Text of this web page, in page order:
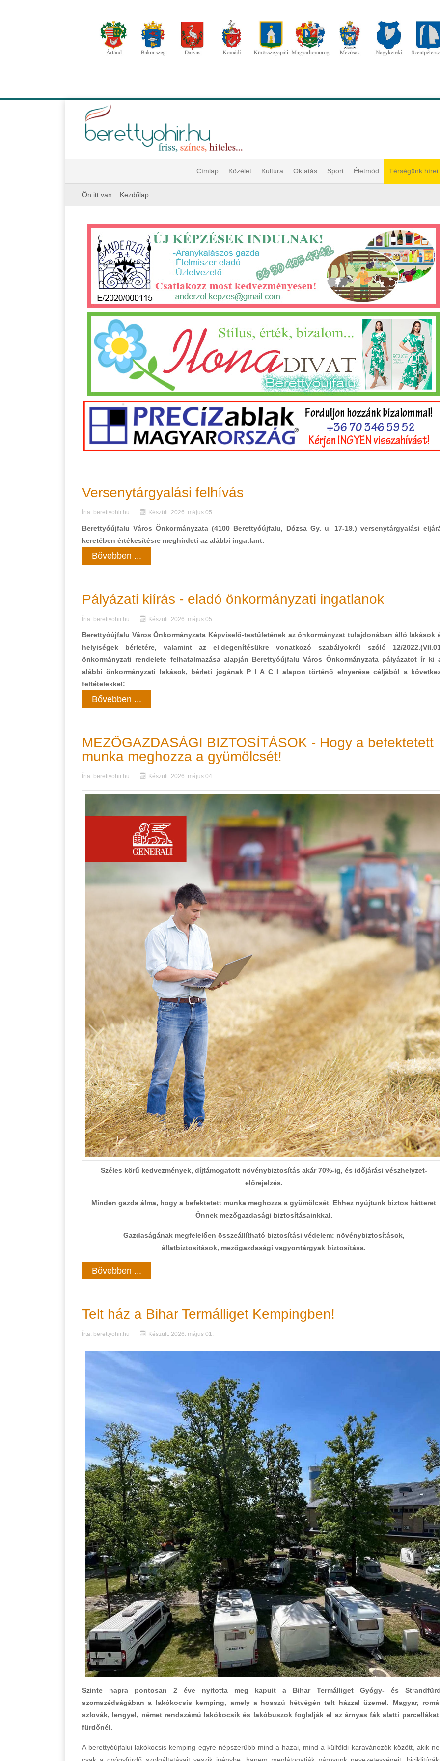
Címlap Közélet Kultúra Oktatás Sport Életmód Térségünk hírei
Ön itt van: Kezdőlap
Versenytárgyalási felhívás
Írta: berettyohir.hu Készült: 2026. május 05.
Berettyóújfalu Város Önkormányzata (4100 Berettyóújfalu, Dózsa Gy. u. 17-19.) versenytárgyalási
keretében értékesítésre meghirdeti az alábbi ingatlant.
Bővebben ...
Pályázati kiírás - eladó önkormányzati ingatlanok
Írta: berettyohir.hu Készült: 2026. május 05.
Berettyóújfalu Város Önkormányzata Képviselő-testületének az önkormányzat tulajdonában álló lakások
helyiségek bérletére, valamint az elidegenítésükre vonatkozó szabályokról szóló 12/
önkormányzati rendelete felhatalmazása alapján Berettyóújfalu Város Önkormányzata pályázatot ír ki
alábbi önkormányzati lakások, bérleti jogának P I A C I alapon történő elnyerése céljából a
feltételekkel:
Bővebben ...
MEZŐGAZDASÁGI BIZTOSÍTÁSOK - Hogy a befektetett
munka meghozza a gyümölcsét!
Írta: berettyohir.hu Készült: 2026. május 04.
Széles körű kedvezmények, díjtámogatott növénybiztosítás akár 70%-ig, és időjárási vészhelyzet-
előrejelzés.
Minden gazda álma, hogy a befektetett munka meghozza a gyümölcsét. Ehhez nyújtunk biztos hátteret
Önnek mezőgazdasági biztosításainkkal.
Gazdaságának megfelelően összeállítható biztosítási védelem: növénybiztosítások,
állatbiztosítások, mezőgazdasági vagyontárgyak biztosítása.
Bővebben ...
Telt ház a Bihar Termálliget Kempingben!
Írta: berettyohir.hu Készült: 2026. május 01.
Szinte napra pontosan 2 éve nyitotta meg kapuit a Bihar Termálliget Gyógy- és
szomszédságában a lakókocsis kemping, amely a hosszú hétvégén telt házzal üzemel. Magyar,
szlovák, lengyel, német rendszámú lakókocsik és lakóbuszok foglalják el az árnyas fák alatti
fürdőnél.
A berettyóújfalui lakókocsis kemping egyre népszerűbb mind a hazai, mind a külföldi karavánozók között, akik
csak a gyógyfürdő szolgáltatásait veszik igénybe, hanem meglátogatják városunk nevezetességeit,